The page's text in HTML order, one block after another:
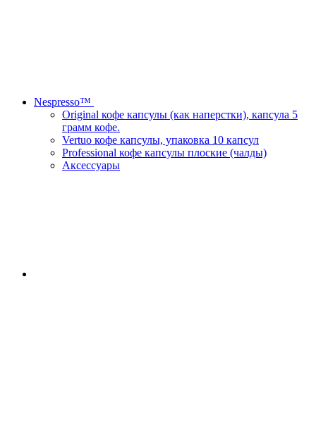
Nespresso™
Original кофе капсулы (как наперстки), капсула 5
грамм кофе.
Vertuo кофе капсулы, упаковка 10 капсул
Professional кофе капсулы плоские (чалды)
Аксессуары